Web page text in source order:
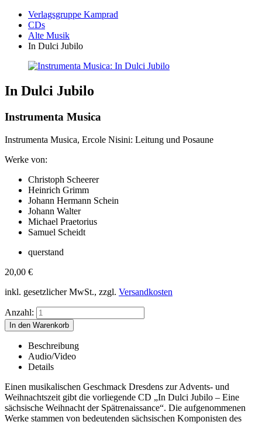
Verlagsgruppe Kamprad
CDs
Alte Musik
In Dulci Jubilo
In Dulci Jubilo
Instrumenta Musica
Instrumenta Musica, Ercole Nisini: Leitung und Posaune
Werke von:
Christoph Scheerer
Heinrich Grimm
Johann Hermann Schein
Johann Walter
Michael Praetorius
Samuel Scheidt
querstand
20,00 €
inkl. gesetzlicher MwSt., zzgl. Versandkosten
Anzahl:
Beschreibung
Audio/Video
Details
Einen musikalischen Geschmack Dresdens zur Advents- und
Weihnachtszeit gibt die vorliegende CD „In Dulci Jubilo – Eine
sächsische Weihnacht der Spätrenaissance“. Die aufgenommenen
Werke stammen von bedeutenden sächsischen Komponisten des